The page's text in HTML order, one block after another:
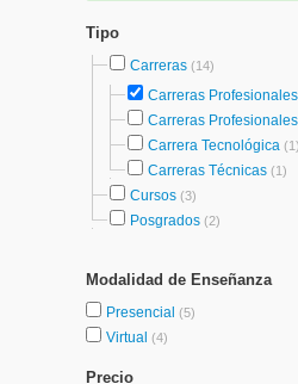
Tipo
Carreras (14)
Carreras Profesionales
Carreras Profesionales
Carrera Tecnológica (1)
Carreras Técnicas (1)
Cursos (3)
Posgrados (2)
Modalidad de Enseñanza
Presencial (5)
Virtual (4)
Precio